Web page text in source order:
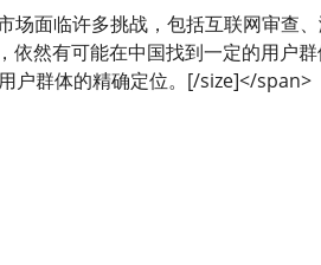
面临许多挑战，包括互联网审查
然有可能在中国找到一定的用户
户群体的精确定位。[/size]</span>